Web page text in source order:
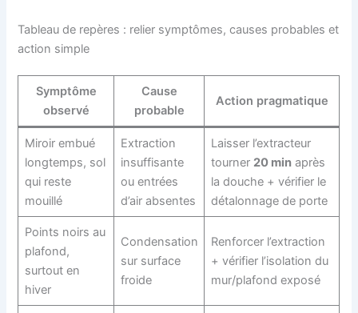
Tableau de repères : relier symptômes, causes probables et
action simple
Symptôme
observé
Cause
probable
Action pragmatique
Miroir embué
longtemps, sol
qui reste
mouillé
Extraction
insuffisante
ou entrées
d’air absentes
Laisser l’extracteur
tourner 20 minaprès
la douche + vérifier le
détalonnage de porte
Points noirs au
plafond,
surtout en
hiver
Condensation
sur surface
froide
Renforcer l’extraction
+ vérifier l’isolation du
mur/plafond exposé